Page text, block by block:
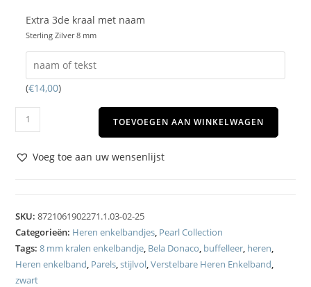
Extra 3de kraal met naam
Sterling Zilver 8 mm
(€14,00)
TOEVOEGEN AAN WINKELWAGEN
Voeg toe aan uw wensenlijst
SKU:8721061902271.1.03-02-25
Categorieën: Heren enkelbandjes, Pearl Collection
Tags:8 mm kralen enkelbandje, Bela Donaco, buffelleer, heren,
Heren enkelband, Parels,stijlvol,Verstelbare Heren Enkelband,
zwart